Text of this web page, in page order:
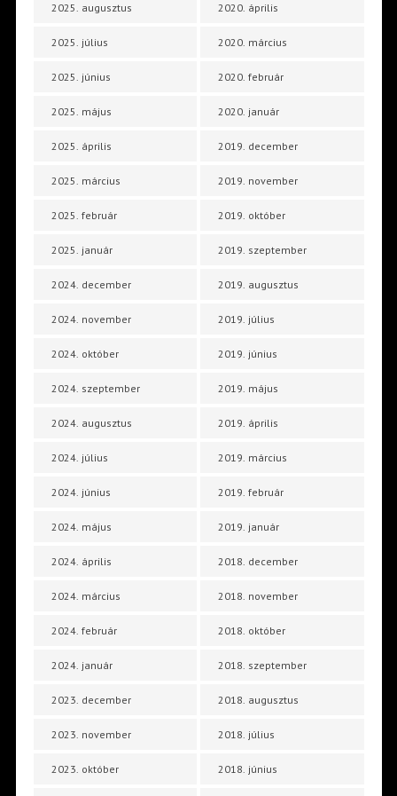
2025. augusztus
2025. július
2025. június
2025. május
2025. április
2025. március
2025. február
2025. január
2024. december
2024. november
2024. október
2024. szeptember
2024. augusztus
2024. július
2024. június
2024. május
2024. április
2024. március
2024. február
2024. január
2023. december
2023. november
2023. október
2020. április
2020. március
2020. február
2020. január
2019. december
2019. november
2019. október
2019. szeptember
2019. augusztus
2019. július
2019. június
2019. május
2019. április
2019. március
2019. február
2019. január
2018. december
2018. november
2018. október
2018. szeptember
2018. augusztus
2018. július
2018. június